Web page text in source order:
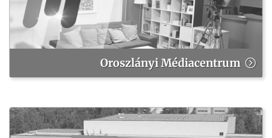
Oroszlányi Médiacentrum